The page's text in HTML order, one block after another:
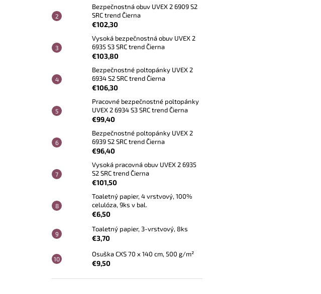
Bezpečnostná obuv UVEX 2 6909 S2
SRC trend Čierna
€102,30
Vysoká bezpečnostná obuv UVEX 2
6935 S3 SRC trend Čierna
€103,80
Bezpečnostné poltopánky UVEX 2
6934 S2 SRC trend Čierna
€106,30
Pracovné bezpečnostné poltopánky
UVEX 2 6934 S3 SRC trend Čierna
€99,40
Bezpečnostné poltopánky UVEX 2
6939 S2 SRC trend Čierna
€96,40
Vysoká pracovná obuv UVEX 2 6935
S2 SRC trend Čierna
€101,50
Toaletný papier, 4 vrstvový, 100%
celulóza, 9ks v bal.
€6,50
Toaletný papier, 3-vrstvový, 8ks
€3,70
Osuška CXS 70 x 140 cm, 500 g/m²
€9,50